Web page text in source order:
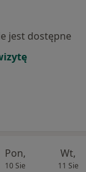
jest dostępne
Pon,
10 Sie
Wt,
11 Sie